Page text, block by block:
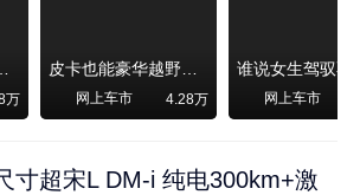
石油安全无关！
万
皮卡也能豪华越野！纵横F700上市，限时卖29.99万起
网上车市 4.28万 网上车市
寸超宋L DM-i 纯电300km+激